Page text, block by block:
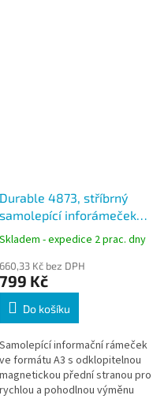
Durable 4873, stříbrný
samolepící inforámeček
DURAFRAME A3, sada 2 ks
Skladem - expedice 2 prac. dny
660,33 Kč bez DPH
799 Kč
Do košíku
Samolepící informační rámeček
ve formátu A3 s odklopitelnou
magnetickou přední stranou pro
rychlou a pohodlnou výměnu